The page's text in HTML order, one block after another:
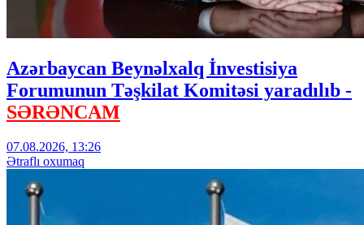
Azərbaycan Beynəlxalq İnvestisiya
Forumunun Təşkilat Komitəsi yaradılıb -
SƏRƏNCAM
07.08.2026, 13:26
Ətraflı oxumaq